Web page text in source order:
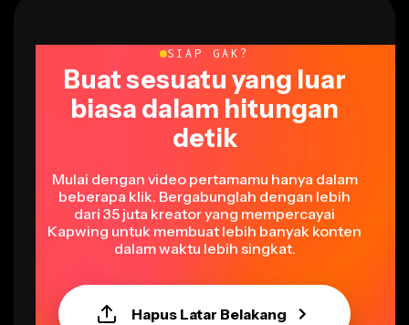
SIAP GAK?
Buat sesuatu yang luar
biasa dalam hitungan
detik
Mulai dengan video pertamamu hanya dalam
beberapa klik. Bergabunglah dengan lebih
dari 35 juta kreator yang mempercayai
Kapwing untuk membuat lebih banyak konten
dalam waktu lebih singkat.
Hapus Latar Belakang